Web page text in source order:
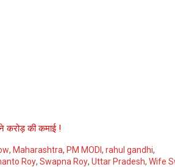
करोड़ की कमाई !
, Maharashtra, PM MODI , rahul gandhi,
Roy, Swapna Roy, Uttar Pradesh, Wife